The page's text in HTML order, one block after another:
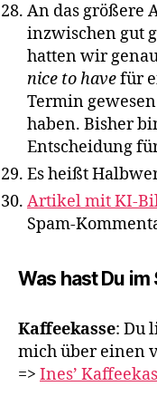
An das größere
inzwischen gut
hatten wir
nice to havefür
Termin
haben. Bisher
Entscheidung
Es heißt
Artikel mit KI-
Spam-
Was hast Du
Kaffeekasse: Du
mich über einen
=> Ines’